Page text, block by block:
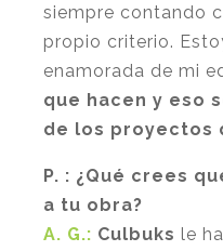
siempre contando
propio criterio.
enamorada de mi
que hacen y eso
de los proyectos
P. : ¿Qué crees
a tu obra?
A. G.: Culbuks le